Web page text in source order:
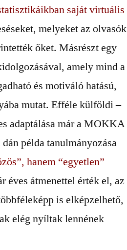
saját virtuális
melyeket az olvasók
őket. Másrészt egy
amely mind a
és motiváló hatású,
mutat. Efféle külföldi –
adaptálása már a MOKKA
példa tanulmányozása
hanem “egyetlen”
éves átmenettel érték el, az
is elképzelhető,
elég nyíltak lennének